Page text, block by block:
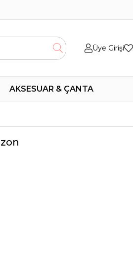
Üye Girişi
AKSESUAR & ÇANTA